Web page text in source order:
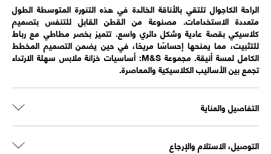
الراحة الكاجوال تلتقي بالأناقة الخالدة في هذه التنورة المتوسطة الطول
متعددة الاستخدامات. مصنوعة من القطن القابل للتنفس بتصميم
كلاسيكي بقصة عادية وشكل دائري واسع. تتميز بخصر مطاطي مع رباط
للتثبيت، مما يمنحها إحساسًا مريحًا، في حين يضمن التصميم المخطط
الكامل لمسة أنيقة. مجموعة M&S: أساسيات خزانة ملابس سهلة الارتداء
تجمع بين الأساليب الكلاسيكية والمعاصرة.
التفاصيل والعناية
التوصيل، الاستلام والإرجاع